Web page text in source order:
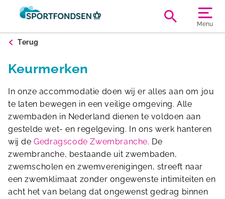
Menu
Terug
Keurmerken
In onze accommodatie doen wij er alles aan om jou
te laten bewegen in een veilige omgeving. Alle
zwembaden in Nederland dienen te voldoen aan
gestelde wet- en regelgeving. In ons werk hanteren
wij deGedragscode Zwembranche. De
zwembranche, bestaande uit zwembaden,
zwemscholen en zwemverenigingen, streeft naar
een zwemklimaat zonder ongewenste intimiteiten en
acht het van belang dat ongewenst gedrag binnen